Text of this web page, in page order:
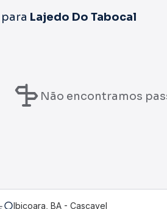
para Lajedo Do Tabocal
Não encontramos
Ibicoara, BA - Cascavel